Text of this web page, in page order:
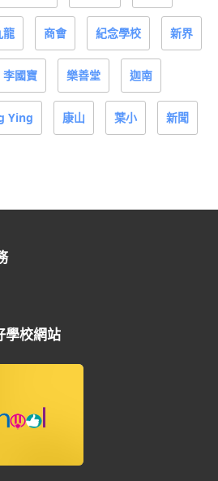
龍 商會 紀念學校 新界
李國寶 樂善堂 迦南
Ying 康山 葉小 新聞
學校網站